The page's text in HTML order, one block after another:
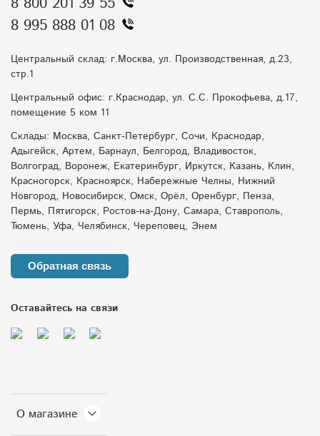
О магазине
8 995 888 01 08
Центральный склад: г.Москва, ул. Производственная, д.23,
стр.1
Центральный офис: г.Краснодар, ул. С.С. Прокофьева, д.17,
помещение 5 ком 11
Склады: Москва, Санкт-Петербург, Сочи, Краснодар,
Адыгейск, Артем, Барнаул, Белгород, Владивосток,
Волгоград, Воронеж, Екатеринбург, Иркутск, Казань, Клин,
Красногорск, Красноярск, Набережные Челны, Нижний
Новгород, Новосибирск, Омск, Орёл, Оренбург, Пенза,
Пермь, Пятигорск, Ростов-на-Дону, Самара, Ставрополь,
Тюмень, Уфа, Челябинск, Череповец, Энем
Обратная связь
Оставайтесь на связи